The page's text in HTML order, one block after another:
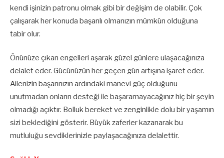
kendi işinizin patronu olmak gibi bir değişim de olabilir. Çok
çalışarak her konuda başarılı olmanızın mümkün olduğuna
tabir olur.
Önünüze çıkan engelleri aşarak güzel günlere ulaşacağınıza
delalet eder. Gücünüzün her geçen gün artışına işaret eder.
Ailenizin başarınızın ardındaki manevi güç olduğunu
unutmadan onların desteği ile başaramayacağınız hiç bir şeyin
olmadığı açıktır. Bolluk bereket ve zenginlikle dolu bir yaşamın
sizi beklediğini gösterir. Büyük zaferler kazanarak bu
mutluluğu sevdiklerinizle paylaşacağınıza delalettir.